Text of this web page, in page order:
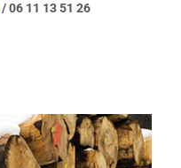
/ 06 11 13 51 26